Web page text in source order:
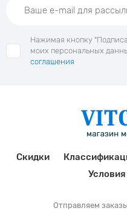
Нажимая кнопку
моих персональных
соглашения
Скидки
Отправляем